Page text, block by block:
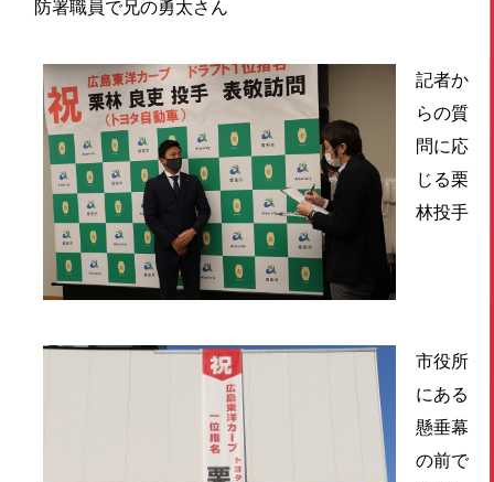
防署職員で兄の勇太さん
記者か
らの質
問に応
じる栗
林投手
市役所
にある
懸垂幕
の前で